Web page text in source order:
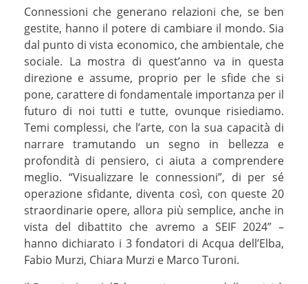
Connessioni che generano relazioni che, se ben
gestite, hanno il potere di cambiare il mondo. Sia
dal punto di vista economico, che ambientale, che
sociale. La mostra di quest’anno va in questa
direzione e assume, proprio per le sfide che si
pone, carattere di fondamentale importanza per il
futuro di noi tutti e tutte, ovunque risiediamo.
Temi complessi, che l’arte, con la sua capacità di
narrare tramutando un segno in bellezza e
profondità di pensiero, ci aiuta a comprendere
meglio. “Visualizzare le connessioni”, di per sé
operazione sfidante, diventa così, con queste 20
straordinarie opere, allora più semplice, anche in
vista del dibattito che avremo a SEIF 2024” –
hanno dichiarato i 3 fondatori di Acqua dell’Elba,
Fabio Murzi, Chiara Murzi e Marco Turoni.